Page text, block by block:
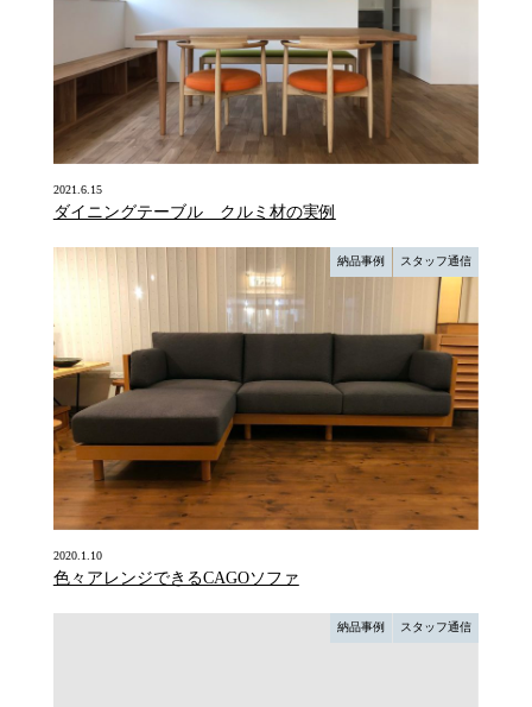
2021.6.15
ダイニングテーブル クルミ材の実例
納品事例 スタッフ通信
2020.1.10
色々アレンジできるCAGOソファ
納品事例 スタッフ通信